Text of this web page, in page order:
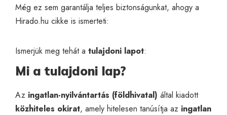
Még ez sem garantálja teljes biztonságunkat, ahogy a
Hirado.hu cikke is ismerteti:
Ismerjük meg tehát a tulajdoni lapot:
Mi a tulajdoni lap?
Az ingatlan-nyilvántartás (földhivatal) által kiadott
közhiteles okirat, amely hitelesen tanúsítja az ingatlan